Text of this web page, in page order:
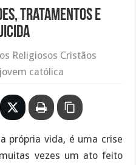
tratamentos e
Religiosos Cristãos
católica
própria vida, é uma crise
vezes um ato feito